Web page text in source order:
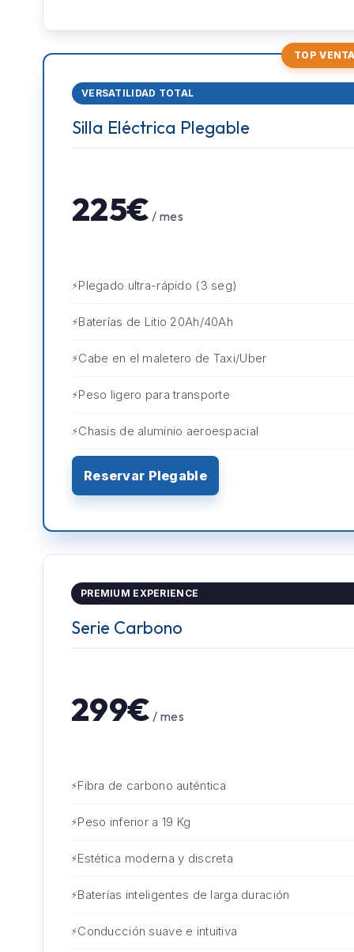
TOP
VERSATILIDAD TOTAL
Silla Eléctrica Plegable
225€ / mes
Plegado ultra-rápido (3 seg)
Baterías de Litio 20Ah/40Ah
Cabe en el maletero de Taxi/Uber
Peso ligero para transporte
Chasis de aluminio aeroespacial
Reservar Plegable
PREMIUM EXPERIENCE
Serie Carbono
299€ / mes
Fibra de carbono auténtica
Peso inferior a 19 Kg
Estética moderna y discreta
Baterías inteligentes de larga duración
Conducción suave e intuitiva